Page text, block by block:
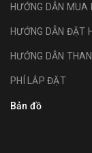
HƯỚNG DẪN MUA
HƯỚNG DẪN ĐẶT
HƯỚNG DẪN
PHÍ LẮP ĐẶT
Bản đồ